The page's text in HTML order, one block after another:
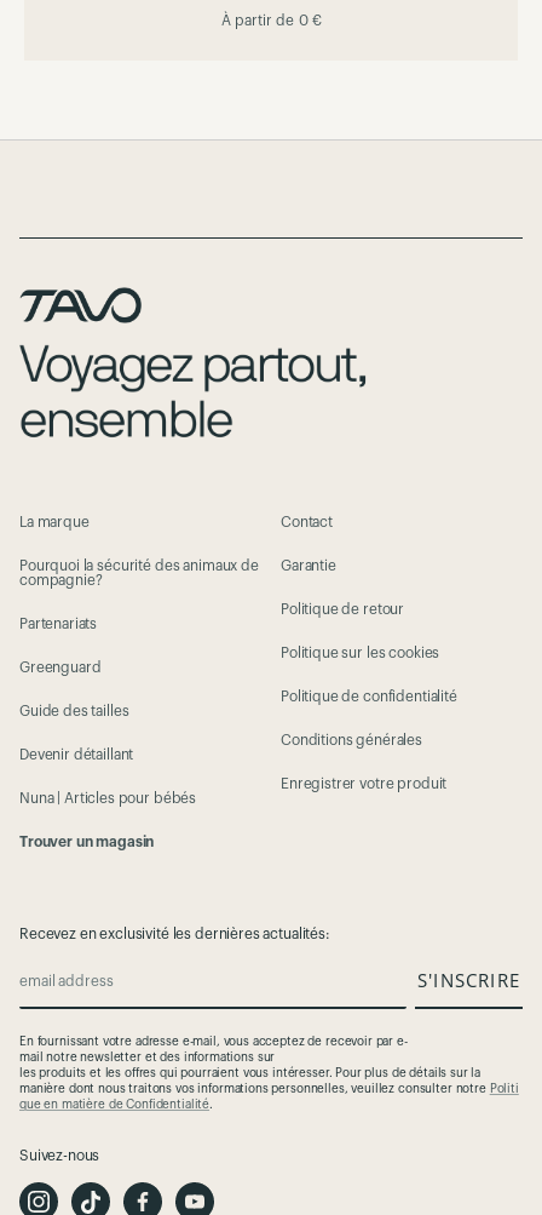
À partir de 0 €
La marque
Pourquoi la sécurité des animaux de
compagnie?
Partenariats
Greenguard
Guide des tailles
Devenir détaillant
Nuna | Articles pour bébés
Trouver un magasin
Contact
Garantie
Politique de retour
Politique sur les cookies
Politique de confidentialité
Conditions générales
Enregistrer votre produit
Recevez en exclusivité les dernières actualités:
email address S'INSCRIRE
En fournissant votre adressee-mail, vous acceptezde recevoirpar e-
mailnotrenewsletter et des informationssur
lesproduits et lesoffres quipourraient vous intéresser. Pour plus dedétails sur la
manière dont noustraitons vos informations personnelles,veuillez consulter notre Politi
que en matière de Confidentialité.
Suivez-nous
n
i
a
o